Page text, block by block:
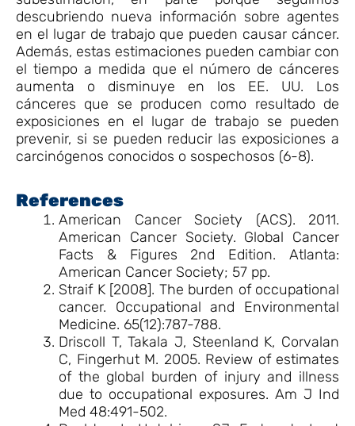
descubriendo nueva información sobre agentes
en el lugar de trabajo que pueden causar cáncer.
Además, estas estimaciones pueden cambiar con
el tiempo a medida que el número de cánceres
aumenta o disminuye en los EE. UU. Los
cánceres que se producen como resultado de
exposiciones en el lugar de trabajo se pueden
prevenir, si se pueden reducir las exposiciones a
carcinógenos conocidos o sospechosos (6-8).
References
American Cancer Society (ACS). 2011.
American Cancer Society. Global Cancer
Facts & Figures 2nd Edition. Atlanta:
American Cancer Society; 57 pp.
Straif K [2008]. The burden of occupational
cancer. Occupational and Environmental
Medicine. 65(12):787-788.
Driscoll T, Takala J, Steenland K, Corvalan
C, Fingerhut M. 2005. Review of estimates
of the global burden of injury and illness
due to occupational exposures. Am J Ind
Med 48:491-502.